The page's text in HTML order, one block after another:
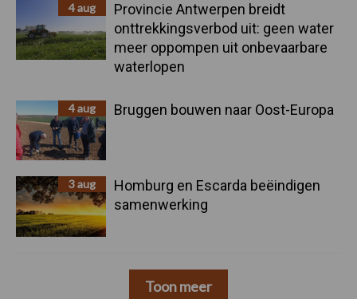
4 aug
Provincie Antwerpen breidt
onttrekkingsverbod uit: geen water
meer oppompen uit onbevaarbare
waterlopen
4 aug Bruggen bouwen naar Oost-Europa
3 aug
Homburg en Escarda beëindigen
samenwerking
Toon meer